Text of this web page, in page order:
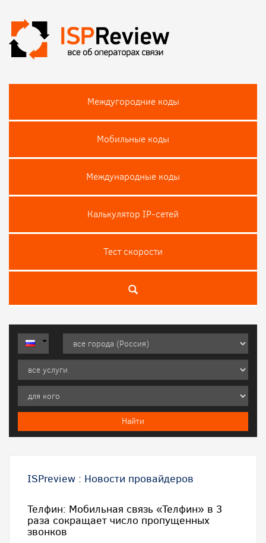
Междугородние коды
Мобильные коды
Международные коды
Калькулятор IP-сетей
Тест скороcти
ISPreview : Новости провайдеров
Телфин: Мобильная связь «Телфин» в 3
раза сокращает число пропущенных
звонков